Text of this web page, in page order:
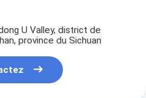
U Valley, district de
province du Sichuan